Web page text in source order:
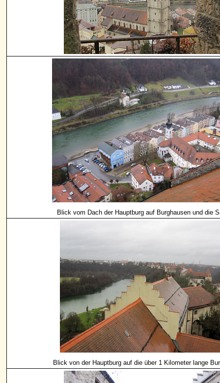
Blick vom Dach der Hauptburg auf Burghausen und die
Blick von der Hauptburg auf die über 1 Kilometer lange